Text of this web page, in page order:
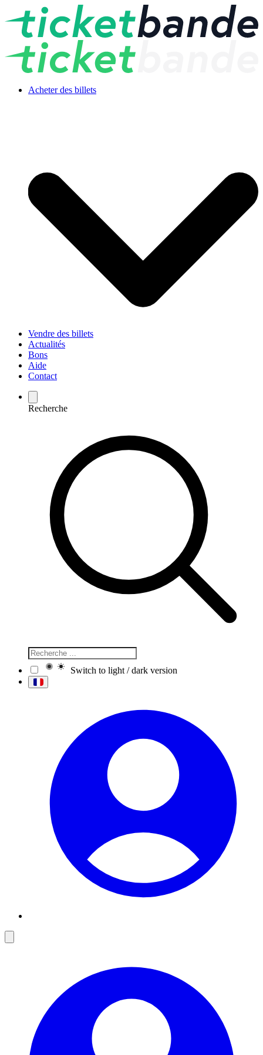
Acheter des billets
Vendre des billets
Actualités
Bons
Aide
Contact
Recherche
Switch to light / dark version